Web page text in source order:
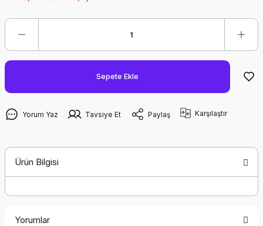
Sepete Ekle
Yorum Yaz Tavsiye Et Paylaş Karşılaştır
Ürün Bilgisi
Yorumlar